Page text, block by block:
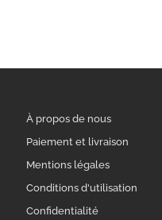
À propos de nous
Paiement et livraison
Mentions légales
Conditions d'utilisation
Confidentialité